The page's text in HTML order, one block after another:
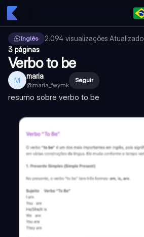
Inglês 2.094 visualizações·Atualizado
3 páginas
Verbo to be
M maria
@maria_fwymk
Seguir
resumo sobre verbo to be